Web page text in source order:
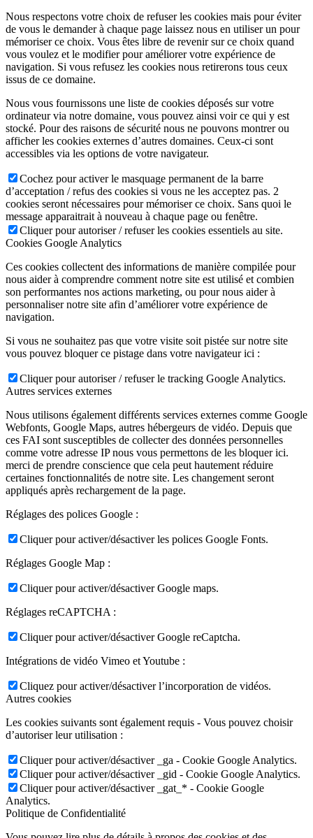
Nous respectons votre choix de refuser les cookies mais pour éviter
de vous le demander à chaque page laissez nous en utiliser un pour
mémoriser ce choix. Vous êtes libre de revenir sur ce choix quand
vous voulez et le modifier pour améliorer votre expérience de
navigation. Si vous refusez les cookies nous retirerons tous ceux
issus de ce domaine.
Nous vous fournissons une liste de cookies déposés sur votre
ordinateur via notre domaine, vous pouvez ainsi voir ce qui y est
stocké. Pour des raisons de sécurité nous ne pouvons montrer ou
afficher les cookies externes d’autres domaines. Ceux-ci sont
accessibles via les options de votre navigateur.
Cochez pour activer le masquage permanent de la barre
d’acceptation / refus des cookies si vous ne les acceptez pas. 2
cookies seront nécessaires pour mémoriser ce choix. Sans quoi le
message apparaitrait à nouveau à chaque page ou fenêtre.
Cliquer pour autoriser / refuser les cookies essentiels au site.
Cookies Google Analytics
Ces cookies collectent des informations de manière compilée pour
nous aider à comprendre comment notre site est utilisé et combien
son performantes nos actions marketing, ou pour nous aider à
personnaliser notre site afin d’améliorer votre expérience de
navigation.
Si vous ne souhaitez pas que votre visite soit pistée sur notre site
vous pouvez bloquer ce pistage dans votre navigateur ici :
Cliquer pour autoriser / refuser le tracking Google Analytics.
Autres services externes
Nous utilisons également différents services externes comme Google
Webfonts, Google Maps, autres hébergeurs de vidéo. Depuis que
ces FAI sont susceptibles de collecter des données personnelles
comme votre adresse IP nous vous permettons de les bloquer ici.
merci de prendre conscience que cela peut hautement réduire
certaines fonctionnalités de notre site. Les changement seront
appliqués après rechargement de la page.
Réglages des polices Google :
Cliquer pour activer/désactiver les polices Google Fonts.
Réglages Google Map :
Cliquer pour activer/désactiver Google maps.
Réglages reCAPTCHA :
Cliquer pour activer/désactiver Google reCaptcha.
Intégrations de vidéo Vimeo et Youtube :
Cliquez pour activer/désactiver l’incorporation de vidéos.
Autres cookies
Les cookies suivants sont également requis - Vous pouvez choisir
d’autoriser leur utilisation :
Cliquer pour activer/désactiver _ga - Cookie Google Analytics.
Cliquer pour activer/désactiver _gid - Cookie Google Analytics.
Cliquer pour activer/désactiver _gat_* - Cookie Google
Analytics.
Politique de Confidentialité